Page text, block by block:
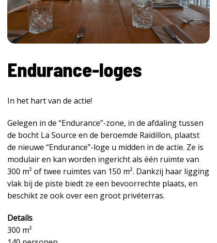
Endurance-loges
In het hart van de actie!
Gelegen in de “Endurance”-zone, in de afdaling tussen
de bocht La Source en de beroemde Raidillon, plaatst
de nieuwe “Endurance”-loge u midden in de actie. Ze is
modulair en kan worden ingericht als één ruimte van
300 m² of twee ruimtes van 150 m². Dankzij haar ligging
vlak bij de piste biedt ze een bevoorrechte plaats, en
beschikt ze ook over een groot privéterras.
Details
300 m²